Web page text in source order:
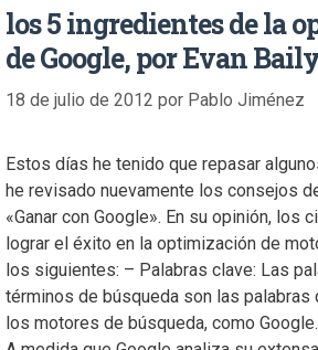
los 5 ingredientes de la
de Google, por Evan
18 de julio de 2012 por Pablo Jiménez
Estos días he tenido que repasar
he revisado nuevamente los consejos
«Ganar con Google». En su opinión, los
lograr el éxito en la optimización de
los siguientes: – Palabras clave: Las
términos de búsqueda son las palabras
los motores de búsqueda, como